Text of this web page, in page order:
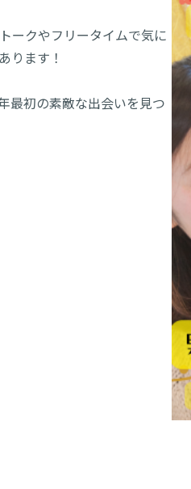
ークやフリータイムで気に
ります！
最初の素敵な出会いを見つ